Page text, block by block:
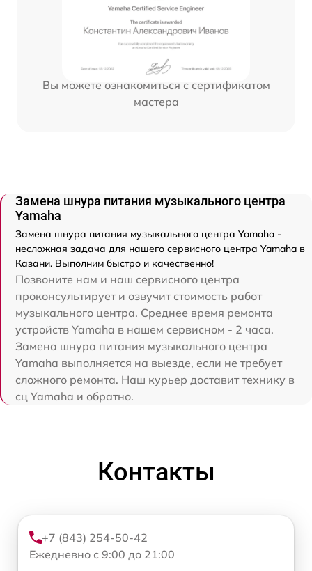
Вы можете ознакомиться с сертификатом
мастера
Замена шнура питания музыкального центра
Yamaha
Замена шнура питания музыкального центра Yamaha -
несложная задача для нашего сервисного центра Yamaha в
Казани. Выполним быстро и качественно!
Позвоните нам и наш сервисного центра
проконсультирует и озвучит стоимость работ
музыкального центра. Среднее время ремонта
устройств Yamaha в нашем сервисном - 2 часа.
Замена шнура питания музыкального центра
Yamaha выполняется на выезде, если не требует
сложного ремонта. Наш курьер доставит технику в
сц Yamaha и обратно.
Контакты
+7 (843) 254-50-42
Ежедневно с 9:00 до 21:00